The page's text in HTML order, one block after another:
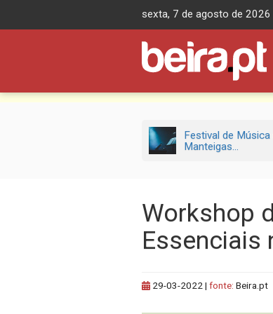
sexta, 7 de agosto de 2026
Festival de Música
Manteigas...
Workshop
Essenciais
29-03-2022| fonte: Beira.pt